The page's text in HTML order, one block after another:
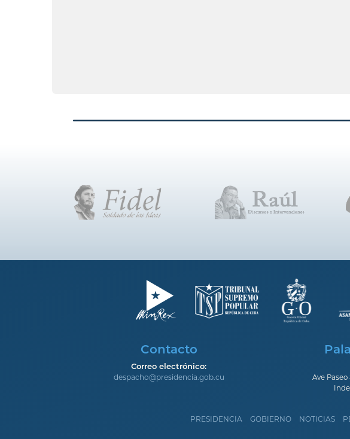
Contacto
Correo electrónico:
despacho@presidencia.gob.cu
Ave
PRESIDENCIA GOBIERNO NOTICIAS